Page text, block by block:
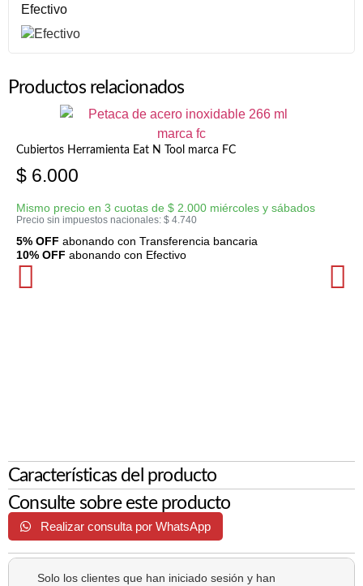
Efectivo
Productos relacionados
Cubiertos Herramienta Eat N Tool marca FC
$ 6.000
Mismo precio en 3 cuotas de $ 2.000 miércoles y sábados
Precio sin impuestos nacionales: $ 4.740
5% OFF abonando con Transferencia bancaria
10% OFF abonando con Efectivo
Características del producto
Consulte sobre este producto
Realizar consulta por WhatsApp
Solo los clientes que han iniciado sesión y han